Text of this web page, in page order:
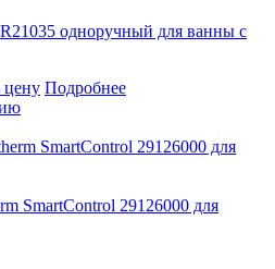
одноручный для ванны с
цену Подробнее
SmartControl 29126000 для